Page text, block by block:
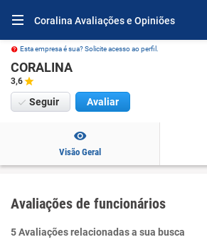
Coralina Avaliações e Opiniões
Esta empresa é sua? Solicite acesso ao perfil.
CORALINA
3,6
Seguir Avaliar
Visão Geral
Avaliações de funcionários
5 Avaliações relacionadas a sua busca